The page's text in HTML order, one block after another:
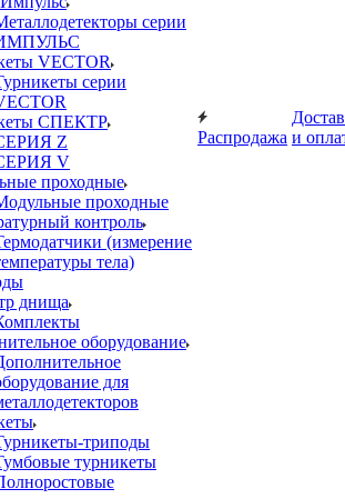
серии
VECTOR
серии
СПЕКТР
Z
V
проходные
проходные
контроль
(измерение
тела)
днища
оборудование
для
триподы
турникеты
Распродажа и